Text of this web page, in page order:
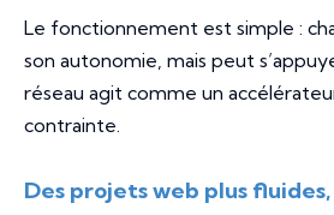
Le fonctionnement est simple :
son autonomie, mais peut
réseau agit comme un
contrainte.
Des projets web plus